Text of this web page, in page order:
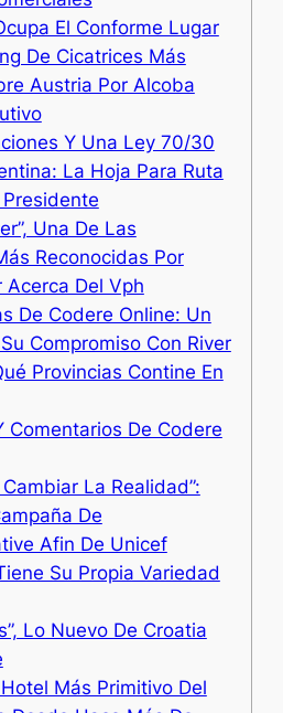
El Conforme Lugar
De Cicatrices Más
Austria Por Alcoba
Y Una Ley 70/30
La Hoja Para Ruta
Una De Las
Reconocidas Por
Acerca Del Vph
De Codere Online: Un
Compromiso Con River
Provincias Contine En
Comentarios De Codere
La Realidad”:
De
Afin De Unicef
Su Propia Variedad
Lo Nuevo De Croatia
Más Primitivo Del